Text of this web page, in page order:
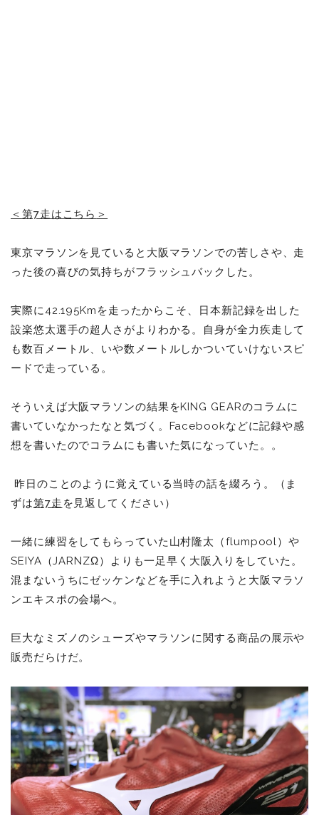
＜ 第7走はこちら ＞
東京マラソンを見ていると大阪マラソンでの苦しさや、走
った後の喜びの気持ちがフラッシュバックした。
実際に42.195Kmを走ったからこそ、日本新記録を出した
設楽悠太選手の超人さがよりわかる。自身が全力疾走して
も数百メートル、いや数メートルしかついていけないスピ
ードで走っている。
そういえば大阪マラソンの結果をKING GEARのコラムに
書いていなかったなと気づく。Facebookなどに記録や感
想を書いたのでコラムにも書いた気になっていた。。
昨日のことのように覚えている当時の話を綴ろう。（ま
ずは第7走 を見返してください）
一緒に練習をしてもらっていた山村隆太（flumpool）や
SEIYA（JARNZΩ）よりも一足早く大阪入りをしていた。
混まないうちにゼッケンなどを手に入れようと大阪マラソ
ンエキスポの会場へ。
巨大なミズノのシューズやマラソンに関する商品の展示や
販売だらけだ。